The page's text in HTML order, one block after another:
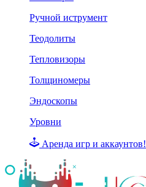
Ручной иструмент
Теодолиты
Тепловизоры
Толщиномеры
Эндоскопы
Уровни
Аренда игр и аккаунтов!